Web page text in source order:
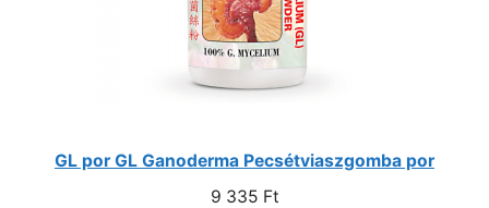
GL por GL Ganoderma Pecsétviaszgomba por
9 335 Ft